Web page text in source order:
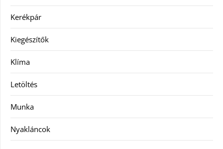
Kerékpár
Kiegészítők
Klíma
Letöltés
Munka
Nyakláncok